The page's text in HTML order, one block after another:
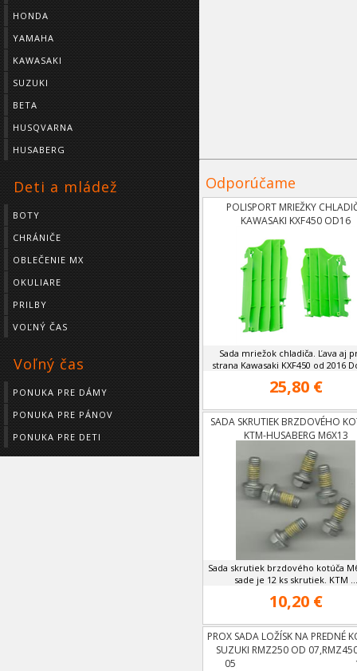
HONDA
YAMAHA
KAWASAKI
SUZUKI
BETA
HUSQVARNA
HUSABERG
Deti a mládež
BOTY
CHRÁNIČE
OBLEČENIE MX
OKULIARE
PRILBY
VOĽNÝ ČAS
Voľný čas
PONUKA PRE DÁMY
PONUKA PRE PÁNOV
PONUKA PRE DETI
Odporúčame
POLISPORT MRIEŽKY
KAWASAKI KXF450 OD16
Sada mriežok chladiča. Ľava aj
strana Kawasaki KXF450 od 2016
25,80 €
SADA SKRUTIEK BRZDOVÉHO
KTM-HUSABERG M6X13
Sada skrutiek brzdového kotúča
sade je 12 ks skrutiek. KTM ...
10,20 €
PROX SADA LOŽÍSK NA PREDNÉ
SUZUKI RMZ250 OD
05,YAMAHA YZF 250,450 OD